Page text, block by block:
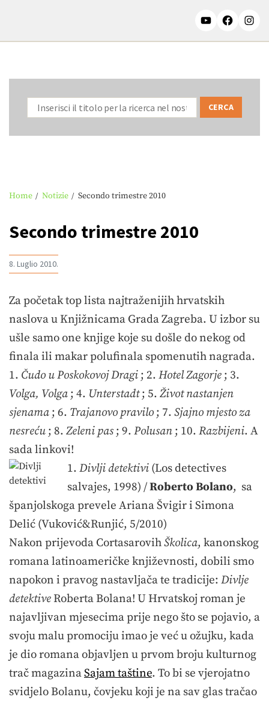
Home Notizie Secondo trimestre 2010
Secondo trimestre 2010
8. Luglio 2010.
Za početak top lista najtraženijih hrvatskih
naslova u Knjižnicama Grada Zagreba. U izbor su
ušle samo one knjige koje su došle do nekog od
finala ili makar polufinala spomenutih nagrada.
1. Čudo u Poskokovoj Dragi ; 2. Hotel Zagorje ; 3.
Volga, Volga ; 4. Unterstadt; 5. Život nastanjen
sjenama ; 6. Trajanovo pravilo ; 7. Sjajno mjesto za
nesreću ; 8. Zeleni pas ; 9. Polusan ; 10. Razbijeni. A
sada linkovi!
1. Divlji detektivi (Los detectives
salvajes, 1998) /Roberto Bolano, sa
španjolskoga prevele Ariana Švigir i Simona
Delić (Vuković&Runjić, 5/2010)
Nakon prijevoda CortasarovihŠkolica, kanonskog
romana latinoameričke književnosti, dobili smo
napokon i pravog nastavljača te tradicije: Divlje
detektiveRoberta Bolana! U Hrvatskoj roman je
najavljivan mjesecima prije nego što se pojavio, a
svoju malu promociju imao je već u ožujku, kada
je dio romana objavljen u prvom broju kulturnog
trač magazinaSajam taštine. To bi se vjerojatno
svidjelo Bolanu, čovjeku koji je na sav glas tračao